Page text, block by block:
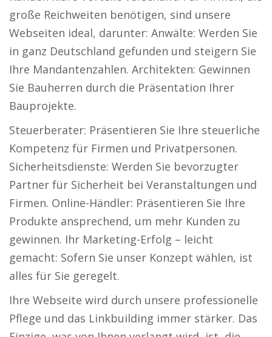
große Reichweiten benötigen, sind unsere
Webseiten ideal, darunter: Anwälte: Werden Sie
in ganz Deutschland gefunden und steigern Sie
Ihre Mandantenzahlen. Architekten: Gewinnen
Sie Bauherren durch die Präsentation Ihrer
Bauprojekte.
Steuerberater: Präsentieren Sie Ihre steuerliche
Kompetenz für Firmen und Privatpersonen.
Sicherheitsdienste: Werden Sie bevorzugter
Partner für Sicherheit bei Veranstaltungen und
Firmen. Online-Händler: Präsentieren Sie Ihre
Produkte ansprechend, um mehr Kunden zu
gewinnen. Ihr Marketing-Erfolg – leicht
gemacht: Sofern Sie unser Konzept wählen, ist
alles für Sie geregelt.
Ihre Webseite wird durch unsere professionelle
Pflege und das Linkbuilding immer stärker. Das